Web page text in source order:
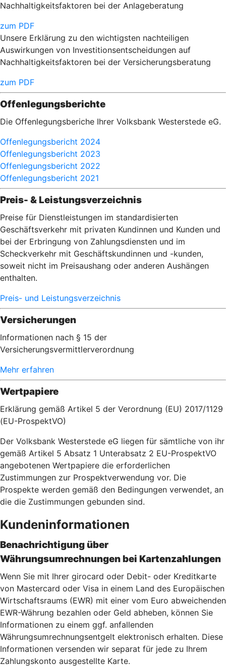
Nachhaltigkeitsfaktoren bei der Anlageberatung
zum PDF
Unsere Erklärung zu den wichtigsten nachteiligen
Auswirkungen von Investitionsentscheidungen auf
Nachhaltigkeitsfaktoren bei der Versicherungsberatung
zum PDF
Offenlegungsberichte
Die Offenlegungsberiche Ihrer Volksbank Westerstede eG.
Offenlegungsbericht 2024
Offenlegungsbericht 2023
Offenlegungsbericht 2022
Offenlegungsbericht 2021
Preis- & Leistungsverzeichnis
Preise für Dienstleistungen im standardisierten
Geschäftsverkehr mit privaten Kundinnen und Kunden und
bei der Erbringung von Zahlungsdiensten und im
Scheckverkehr mit Geschäftskundinnen und -kunden,
soweit nicht im Preisaushang oder anderen Aushängen
enthalten.
Preis- und Leistungsverzeichnis
Versicherungen
Informationen nach § 15 der
Versicherungsvermittlerverordnung
Mehr erfahren
Wertpapiere
Erklärung gemäß Artikel 5 der Verordnung (EU) 2017/1129
(EU-ProspektVO)
Der Volksbank Westerstede eG liegen für sämtliche von ihr
gemäß Artikel 5 Absatz 1 Unterabsatz 2 EU-ProspektVO
angebotenen Wertpapiere die erforderlichen
Zustimmungen zur Prospektverwendung vor. Die
Prospekte werden gemäß den Bedingungen verwendet, an
die die Zustimmungen gebunden sind.
Kundeninformationen
Benachrichtigung über
Währungsumrechnungen bei Kartenzahlungen
Wenn Sie mit Ihrer girocard oder Debit- oder Kreditkarte
von Mastercard oder Visa in einem Land des Europäischen
Wirtschaftsraums (EWR) mit einer vom Euro abweichenden
EWR-Währung bezahlen oder Geld abheben, können Sie
Informationen zu einem ggf. anfallenden
Währungsumrechnungsentgelt elektronisch erhalten. Diese
Informationen versenden wir separat für jede zu Ihrem
Zahlungskonto ausgestellte Karte.